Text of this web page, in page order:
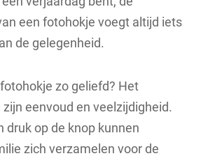
een fotohokje voegt altijd iets
de gelegenheid.
zo geliefd? Het
eenvoud en veelzijdigheid.
druk op de knop kunnen
zich verzamelen voor de